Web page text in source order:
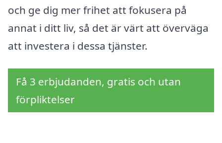
och ge dig mer frihet att fokusera på
annat i ditt liv, så det är värt att överväga
att investera i dessa tjänster.
Få 3 erbjudanden, gratis och utan
förpliktelser